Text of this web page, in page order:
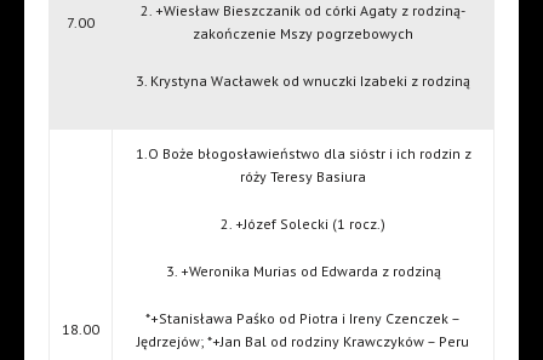
7.00
2. +Wiesław Bieszczanik od córki Agaty z rodziną-
zakończenie Mszy pogrzebowych
3. Krystyna Wacławek od wnuczki Izabeki z rodziną
18.00
1.O Boże błogosławieństwo dla sióstr i ich rodzin z
róży Teresy Basiura
2. +Józef Solecki (1 rocz.)
3. +Weronika Murias od Edwarda z rodziną
*+Stanisława Paśko od Piotra i Ireny Czenczek –
Jędrzejów; *+Jan Bal od rodziny Krawczyków – Peru